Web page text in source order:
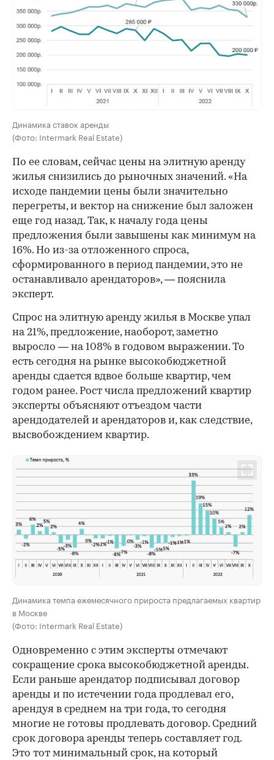
Динамика ставок аренды
(Фото: Intermark Real Estate)
По ее словам, сейчас цены на элитную аренду
жилья снизились до рыночных значений. «На
исходе пандемии цены были значительно
перегреты, и вектор на снижение был заложен
еще год назад. Так, к началу года цены
предложения были завышены как минимум на
16%. Но из-за отложенного спроса,
сформированного в период пандемии, это не
останавливало арендаторов», — пояснила
эксперт.
Спрос на элитную аренду жилья в Москве упал
на 21%, предложение, наоборот, заметно
выросло — на 108% в годовом выражении. То
есть сегодня на рынке высокобюджетной
аренды сдается вдвое больше квартир, чем
годом ранее. Рост числа предложений квартир
эксперты объясняют отъездом части
арендодателей и арендаторов и, как следствие,
высвобождением квартир.
Динамика темпа ежемесячного прироста предлагаемых квартир
в Москве
(Фото: Intermark Real Estate)
Одновременно с этим эксперты отмечают
сокращение срока высокобюджетной аренды.
Если раньше арендатор подписывал договор
аренды и по истечении года продлевал его,
арендуя в среднем на три года, то сегодня
многие не готовы продлевать договор. Средний
срок договора аренды теперь составляет год.
Это тот минимальный срок, на который